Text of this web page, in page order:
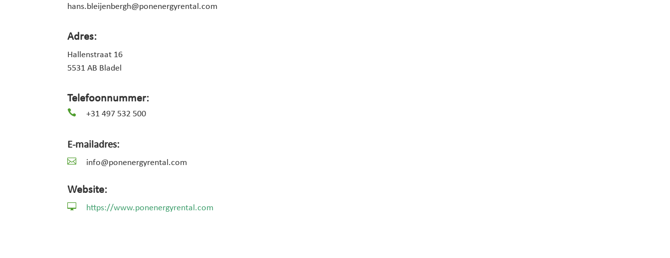
hans.bleijenbergh@ponenergyrental.com
Adres:
Hallenstraat 16
5531 AB Bladel
Telefoonnummer:
 +31 497 532 500
E-mailadres:
 info@ponenergyrental.com
Website:
 https://www.ponenergyrental.com